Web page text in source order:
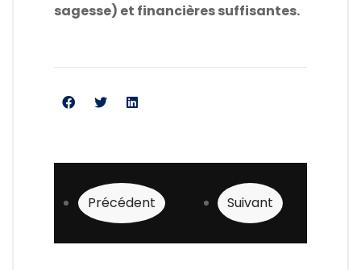
sagesse) et financières suffisantes.
Article précédent : Le gouvernement
Précédent Article suivant : Le
Suivant